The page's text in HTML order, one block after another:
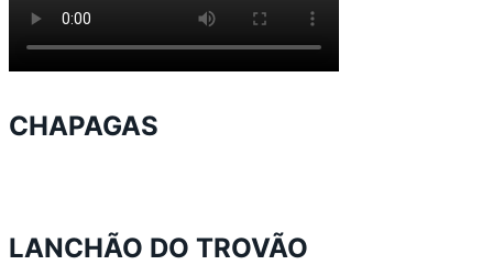
CHAPAGAS
LANCHÃO DO TROVÃO